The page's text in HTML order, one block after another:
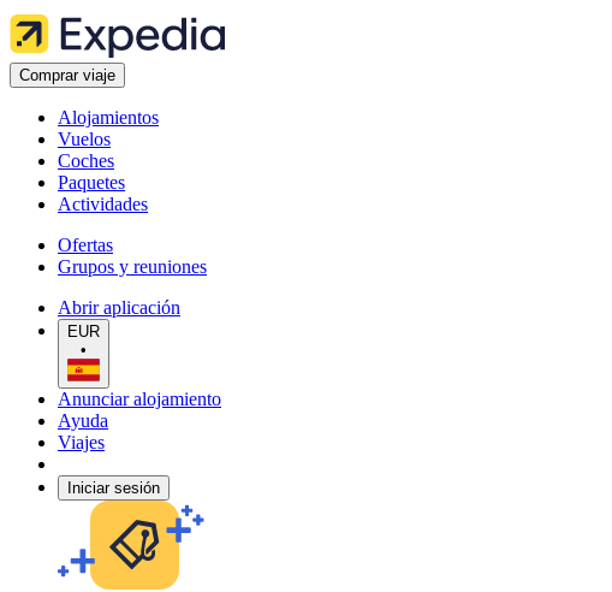
Comprar viaje
Alojamientos
Vuelos
Coches
Paquetes
Actividades
Ofertas
Grupos y reuniones
Abrir aplicación
EUR
•
Anunciar alojamiento
Ayuda
Viajes
Iniciar sesión